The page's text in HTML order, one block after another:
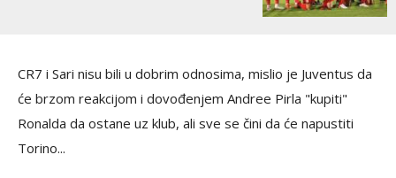
CR7 i Sari nisu bili u dobrim odnosima, mislio je Juventus da
će brzom reakcijom i dovođenjem Andree Pirla "kupiti"
Ronalda da ostane uz klub, ali sve se čini da će napustiti
Torino...